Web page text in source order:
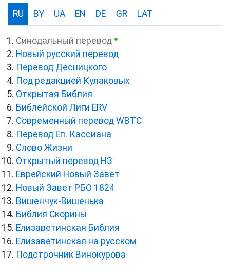
RU BY UA EN DE GR LAT
Синодальный перевод ●
Новый русский перевод
Перевод Десницкого
Под редакцией Кулаковых
Открытая Библия
Библейской Лиги ERV
Cовременный перевод WBTC
Перевод Еп. Кассиана
Слово Жизни
Открытый перевод НЗ
Еврейский Новый Завет
Новый Завет РБО 1824
Вишенчук-Вишенька
Библия Скорины
Елизаветинская Библия
Елизаветинская на русском
Подстрочник Винокурова